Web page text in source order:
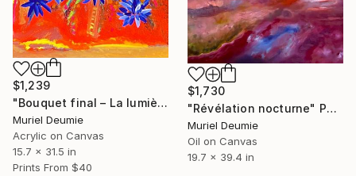
$1,239
"Bouquet final – La lumière retrouvée" Painting
Muriel Deumie
Acrylic on Canvas
15.7 x 31.5 in
Prints From $40
$1,730
"Révélation nocturne" Painting
Muriel Deumie
Oil on Canvas
19.7 x 39.4 in